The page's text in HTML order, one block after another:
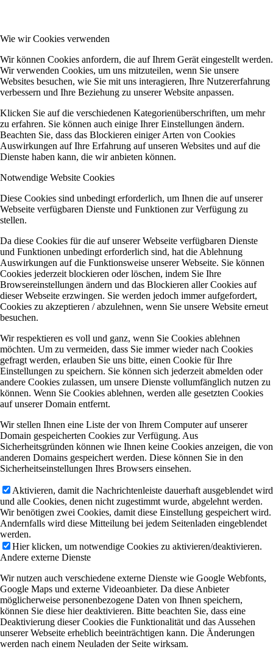
Wie wir Cookies verwenden
Wir können Cookies anfordern, die auf Ihrem Gerät eingestellt werden.
Wir verwenden Cookies, um uns mitzuteilen, wenn Sie unsere
Websites besuchen, wie Sie mit uns interagieren, Ihre Nutzererfahrung
verbessern und Ihre Beziehung zu unserer Website anpassen.
Klicken Sie auf die verschiedenen Kategorienüberschriften, um mehr
zu erfahren. Sie können auch einige Ihrer Einstellungen ändern.
Beachten Sie, dass das Blockieren einiger Arten von Cookies
Auswirkungen auf Ihre Erfahrung auf unseren Websites und auf die
Dienste haben kann, die wir anbieten können.
Notwendige Website Cookies
Diese Cookies sind unbedingt erforderlich, um Ihnen die auf unserer
Webseite verfügbaren Dienste und Funktionen zur Verfügung zu
stellen.
Da diese Cookies für die auf unserer Webseite verfügbaren Dienste
und Funktionen unbedingt erforderlich sind, hat die Ablehnung
Auswirkungen auf die Funktionsweise unserer Webseite. Sie können
Cookies jederzeit blockieren oder löschen, indem Sie Ihre
Browsereinstellungen ändern und das Blockieren aller Cookies auf
dieser Webseite erzwingen. Sie werden jedoch immer aufgefordert,
Cookies zu akzeptieren / abzulehnen, wenn Sie unsere Website erneut
besuchen.
Wir respektieren es voll und ganz, wenn Sie Cookies ablehnen
möchten. Um zu vermeiden, dass Sie immer wieder nach Cookies
gefragt werden, erlauben Sie uns bitte, einen Cookie für Ihre
Einstellungen zu speichern. Sie können sich jederzeit abmelden oder
andere Cookies zulassen, um unsere Dienste vollumfänglich nutzen zu
können. Wenn Sie Cookies ablehnen, werden alle gesetzten Cookies
auf unserer Domain entfernt.
Wir stellen Ihnen eine Liste der von Ihrem Computer auf unserer
Domain gespeicherten Cookies zur Verfügung. Aus
Sicherheitsgründen können wie Ihnen keine Cookies anzeigen, die von
anderen Domains gespeichert werden. Diese können Sie in den
Sicherheitseinstellungen Ihres Browsers einsehen.
Aktivieren, damit die Nachrichtenleiste dauerhaft ausgeblendet wird
und alle Cookies, denen nicht zugestimmt wurde, abgelehnt werden.
Wir benötigen zwei Cookies, damit diese Einstellung gespeichert wird.
Andernfalls wird diese Mitteilung bei jedem Seitenladen eingeblendet
werden.
Hier klicken, um notwendige Cookies zu aktivieren/deaktivieren.
Andere externe Dienste
Wir nutzen auch verschiedene externe Dienste wie Google Webfonts,
Google Maps und externe Videoanbieter. Da diese Anbieter
möglicherweise personenbezogene Daten von Ihnen speichern,
können Sie diese hier deaktivieren. Bitte beachten Sie, dass eine
Deaktivierung dieser Cookies die Funktionalität und das Aussehen
unserer Webseite erheblich beeinträchtigen kann. Die Änderungen
werden nach einem Neuladen der Seite wirksam.